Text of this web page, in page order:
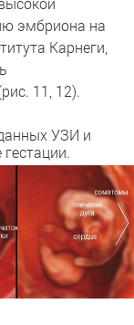
эмбриона на
Карнеги,
11, 12).
УЗИ и